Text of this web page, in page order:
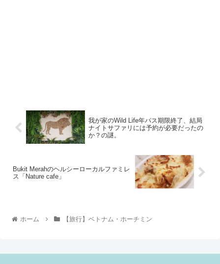
我が家のWild Life年パス期限終了、結局
ナイトサファリには予約が必要だったの
か？の謎。
Bukit Merahのヘルシーローカルファミレ
ス「Nature cafe」
ホーム 【旅行】ベトナム・ホーチミン